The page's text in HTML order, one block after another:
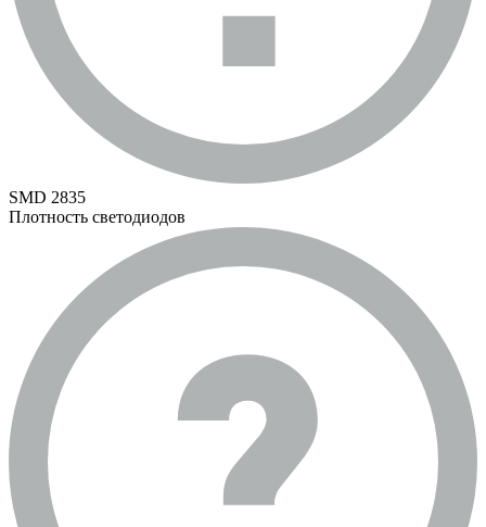
SMD 2835
Плотность светодиодов